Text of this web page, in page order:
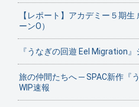
【レポート】アカデミー５期
ーンO）
『うなぎの回遊 Eel Migration
旅の仲間たちへ ─ SPAC新作『
WIP速報